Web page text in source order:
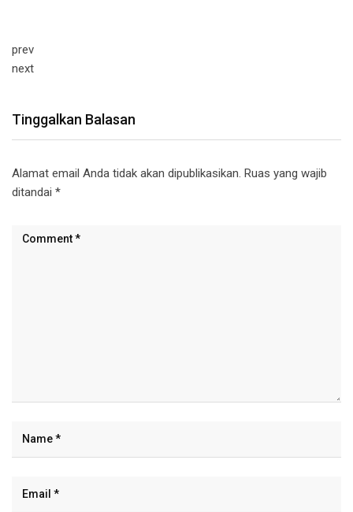
prev
next
Tinggalkan Balasan
Alamat email Anda tidak akan dipublikasikan. Ruas yang wajib
ditandai *